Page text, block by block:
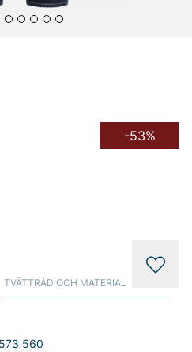
-53%
560
TVÄTTRÅD OCH MATERIAL